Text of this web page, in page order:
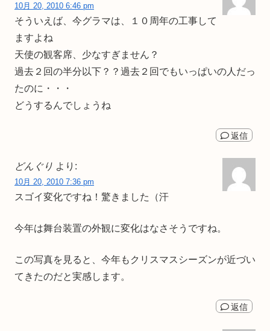
10月 20, 2010 6:46 pm
そういえば、今グラマは、１０周年の工事して
ますよね
天使の観客席、少なすぎません？
過去２回の半分以下？？過去２回でもいっぱいの人だっ
たのに・・・
どうするんでしょうね
返信
どんぐり より:
10月 20, 2010 7:36 pm
スゴイ変化ですね！驚きました（汗
今年は舞台装置の外観に変化はなさそうですね。
この写真を見ると、今年もクリスマスシーズンが近づい
てきたのだと実感します。
返信